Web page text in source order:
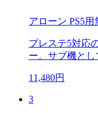
アローン PS5
プレステ5対応
ー。サブ機とし
11,480円
3